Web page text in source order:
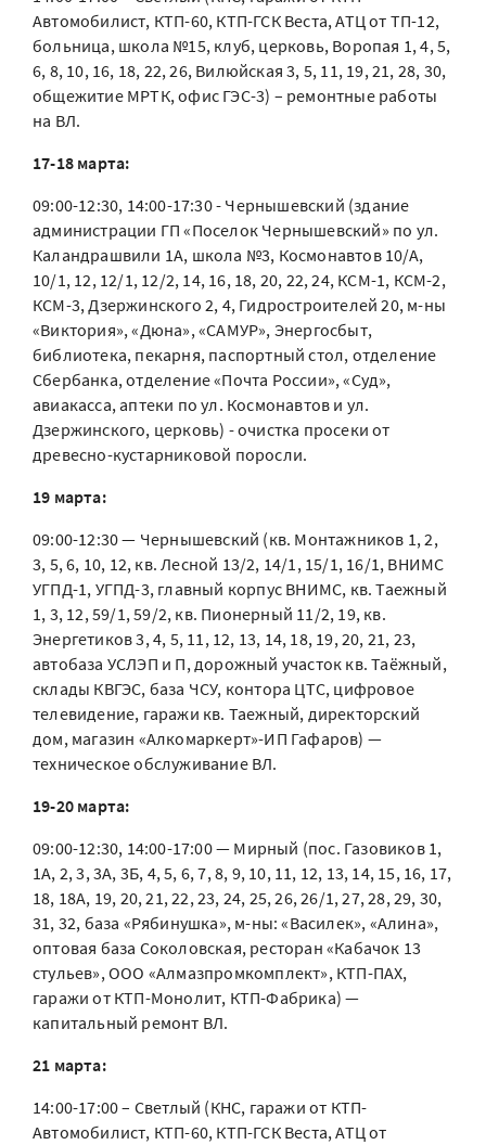
Автомобилист, КТП-60, КТП-ГСК Веста, АТЦ от ТП-12,
больница, школа №15, клуб, церковь, Воропая 1, 4, 5,
6, 8, 10, 16, 18, 22, 26, Вилюйская 3, 5, 11, 19, 21, 28, 30,
общежитие МРТК, офис ГЭС-3) – ремонтные работы
на ВЛ.
17-18 марта:
09:00-12:30, 14:00-17:30 - Чернышевский (здание
администрации ГП «Поселок Чернышевский» по ул.
Каландрашвили 1А, школа №3, Космонавтов 10/А,
10/1, 12, 12/1, 12/2, 14, 16, 18, 20, 22, 24, КСМ-1, КСМ-2,
КСМ-3, Дзержинского 2, 4, Гидростроителей 20, м-ны
«Виктория», «Дюна», «САМУР», Энергосбыт,
библиотека, пекарня, паспортный стол, отделение
Сбербанка, отделение «Почта России», «Суд»,
авиакасса, аптеки по ул. Космонавтов и ул.
Дзержинского, церковь) - очистка просеки от
древесно-кустарниковой поросли.
19 марта:
09:00-12:30 — Чернышевский (кв. Монтажников 1, 2,
3, 5, 6, 10, 12, кв. Лесной 13/2, 14/1, 15/1, 16/1, ВНИМС
УГПД-1, УГПД-3, главный корпус ВНИМС, кв. Таежный
1, 3, 12, 59/1, 59/2, кв. Пионерный 11/2, 19, кв.
Энергетиков 3, 4, 5, 11, 12, 13, 14, 18, 19, 20, 21, 23,
автобаза УСЛЭП и П, дорожный участок кв. Таёжный,
склады КВГЭС, база ЧСУ, контора ЦТС, цифровое
телевидение, гаражи кв. Таежный, директорский
дом, магазин «Алкомаркерт»-ИП Гафаров) —
техническое обслуживание ВЛ.
19-20 марта:
09:00-12:30, 14:00-17:00 — Мирный (пос. Газовиков 1,
1А, 2, 3, 3А, 3Б, 4, 5, 6, 7, 8, 9, 10, 11, 12, 13, 14, 15, 16, 17,
18, 18А, 19, 20, 21, 22, 23, 24, 25, 26, 26/1, 27, 28, 29, 30,
31, 32, база «Рябинушка», м-ны: «Василек», «Алина»,
оптовая база Соколовская, ресторан «Кабачок 13
стульев», ООО «Алмазпромкомплект», КТП-ПАХ,
гаражи от КТП-Монолит, КТП-Фабрика) —
капитальный ремонт ВЛ.
21 марта:
14:00-17:00 – Светлый (КНС, гаражи от КТП-
Автомобилист, КТП-60, КТП-ГСК Веста, АТЦ от